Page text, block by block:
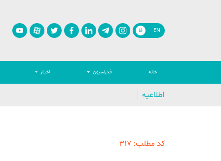
EN فا
خانه فدراسیون اخبار
اطلاعیه
کد مطلب: 317